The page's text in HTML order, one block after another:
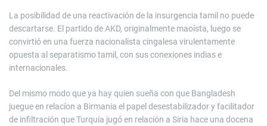
La posibilidad de una reactivación de la insurgencia tamil no puede
descartarse. El partido de AKD, originalmente maoísta, luego se
convirtió en una fuerza nacionalista cingalesa virulentamente
opuesta al separatismo tamil, con sus conexiones indias e
internacionales.
Del mismo modo que ya hay quien sueña con que Bangladesh
juegue en relacíon a Birmania el papel desestabilizador y facilitador
de infiltración que Turquía jugó en relación a Siria hace una docena